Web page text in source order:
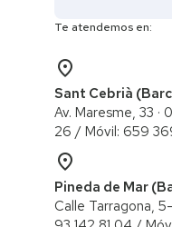
Te atendemos en:
place
Sant Cebrià
Av. Maresme, 33
26 / ​Móvil: 659
place
Pineda de Mar
Calle Tarragona,